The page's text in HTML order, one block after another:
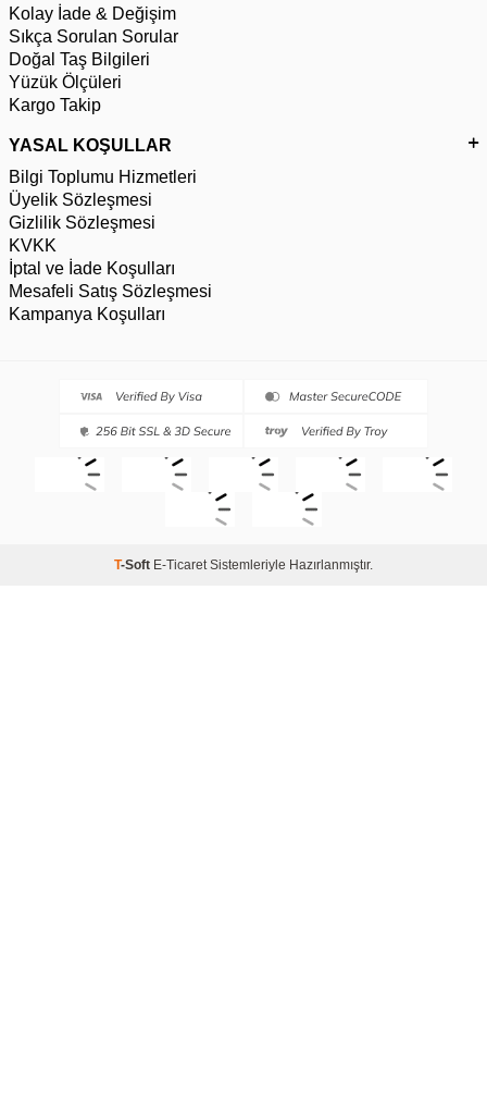
Kolay İade & Değişim
Sıkça Sorulan Sorular
Doğal Taş Bilgileri
Yüzük Ölçüleri
Kargo Takip
YASAL KOŞULLAR
Bilgi Toplumu Hizmetleri
Üyelik Sözleşmesi
Gizlilik Sözleşmesi
KVKK
İptal ve İade Koşulları
Mesafeli Satış Sözleşmesi
Kampanya Koşulları
T-Soft E-Ticaret Sistemleriyle Hazırlanmıştır.